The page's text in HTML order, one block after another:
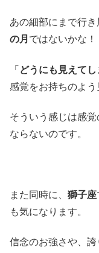
あの細部にまで行き
の月 ではないかな！
「 どうにも見えて
感覚をお持ちのよう
そういう感じは感覚
ならないのです。
また同時に、 獅子座
も気になります。
信念のお強さや、